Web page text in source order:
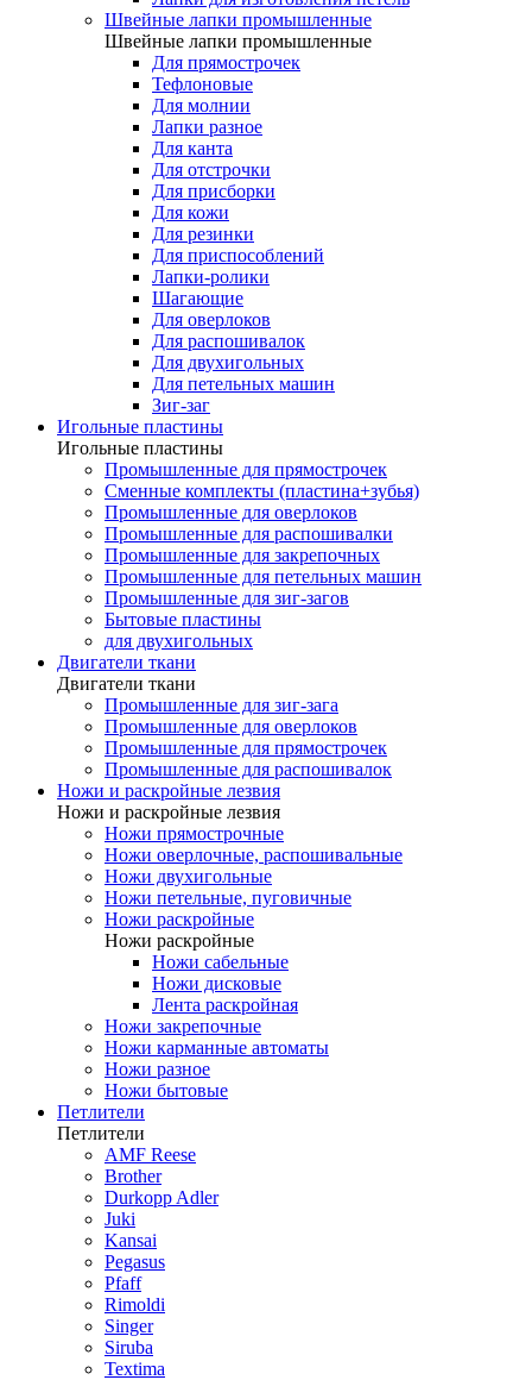
Швейные лапки промышленные
Швейные лапки промышленные
Для прямострочек
Тефлоновые
Для молнии
Лапки разное
Для канта
Для отстрочки
Для присборки
Для кожи
Для резинки
Для приспособлений
Лапки-ролики
Шагающие
Для оверлоков
Для распошивалок
Для двухигольных
Для петельных машин
Зиг-заг
Игольные пластины
Игольные пластины
Промышленные для прямострочек
Сменные комплекты (пластина+зубья)
Промышленные для оверлоков
Промышленные для распошивалки
Промышленные для закрепочных
Промышленные для петельных машин
Промышленные для зиг-загов
Бытовые пластины
для двухигольных
Двигатели ткани
Двигатели ткани
Промышленные для зиг-зага
Промышленные для оверлоков
Промышленные для прямострочек
Промышленные для распошивалок
Ножи и раскройные лезвия
Ножи и раскройные лезвия
Ножи прямострочные
Ножи оверлочные, распошивальные
Ножи двухигольные
Ножи петельные, пуговичные
Ножи раскройные
Ножи раскройные
Ножи сабельные
Ножи дисковые
Лента раскройная
Ножи закрепочные
Ножи карманные автоматы
Ножи разное
Ножи бытовые
Петлители
Петлители
AMF Reese
Brother
Durkopp Adler
Juki
Kansai
Pegasus
Pfaff
Rimoldi
Singer
Siruba
Textima